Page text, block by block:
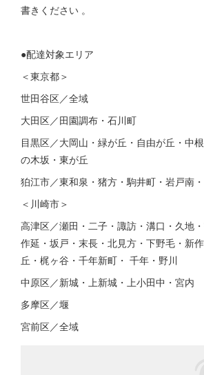
書きください 。
●配達対象エリア
＜東京都＞
世田谷区／全域
大田区／田園調布・石川町
目黒区／大岡山・緑が丘・自由が丘・中
の木坂・東が丘
狛江市／東和泉・猪方・駒井町・岩戸南
＜川崎市＞
高津区／瀬田・二子・諏訪・溝口・久地
作延・坂戸・末長・北見方・下野毛・新
丘・梶ヶ谷・千年新町・ 千年・野川
中原区／新城・上新城・上小田中・宮内
多摩区／堰
宮前区／全域